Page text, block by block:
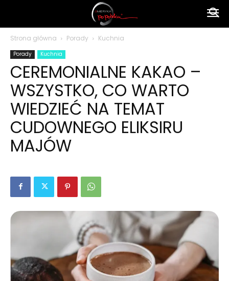
polsku
Strona główna Porady Kuchnia
Porady Kuchnia
CEREMONIALNE KAKAO –
WSZYSTKO, CO WARTO
WIEDZIEĆ NA TEMAT
CUDOWNEGO ELIKSIRU
MAJÓW